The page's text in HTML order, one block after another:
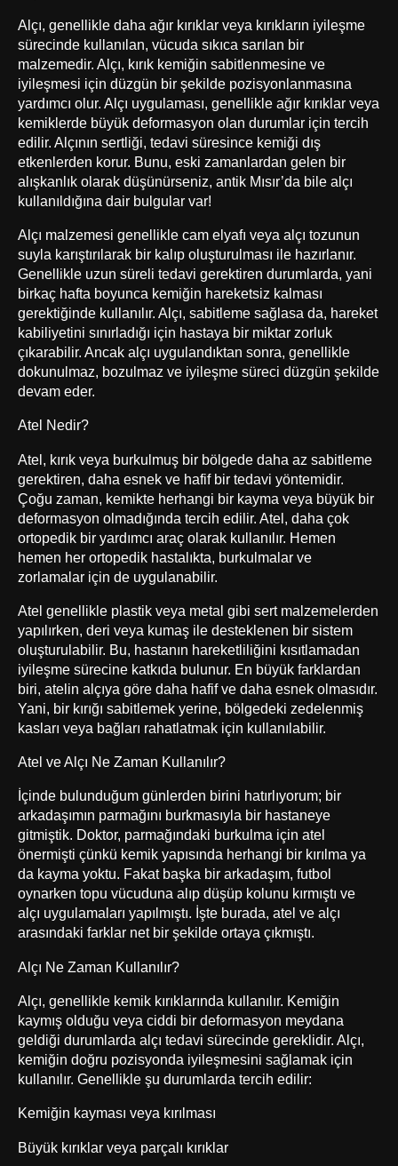
Alçı, genellikle daha ağır kırıklar veya kırıkların iyileşme
sürecinde kullanılan, vücuda sıkıca sarılan bir
malzemedir. Alçı, kırık kemiğin sabitlenmesine ve
iyileşmesi için düzgün bir şekilde pozisyonlanmasına
yardımcı olur. Alçı uygulaması, genellikle ağır kırıklar veya
kemiklerde büyük deformasyon olan durumlar için tercih
edilir. Alçının sertliği, tedavi süresince kemiği dış
etkenlerden korur. Bunu, eski zamanlardan gelen bir
alışkanlık olarak düşünürseniz, antik Mısır’da bile alçı
kullanıldığına dair bulgular var!
Alçı malzemesi genellikle cam elyafı veya alçı tozunun
suyla karıştırılarak bir kalıp oluşturulması ile hazırlanır.
Genellikle uzun süreli tedavi gerektiren durumlarda, yani
birkaç hafta boyunca kemiğin hareketsiz kalması
gerektiğinde kullanılır. Alçı, sabitleme sağlasa da, hareket
kabiliyetini sınırladığı için hastaya bir miktar zorluk
çıkarabilir. Ancak alçı uygulandıktan sonra, genellikle
dokunulmaz, bozulmaz ve iyileşme süreci düzgün şekilde
devam eder.
Atel Nedir?
Atel, kırık veya burkulmuş bir bölgede daha az sabitleme
gerektiren, daha esnek ve hafif bir tedavi yöntemidir.
Çoğu zaman, kemikte herhangi bir kayma veya büyük bir
deformasyon olmadığında tercih edilir. Atel, daha çok
ortopedik bir yardımcı araç olarak kullanılır. Hemen
hemen her ortopedik hastalıkta, burkulmalar ve
zorlamalar için de uygulanabilir.
Atel genellikle plastik veya metal gibi sert malzemelerden
yapılırken, deri veya kumaş ile desteklenen bir sistem
oluşturulabilir. Bu, hastanın hareketliliğini kısıtlamadan
iyileşme sürecine katkıda bulunur. En büyük farklardan
biri, atelin alçıya göre daha hafif ve daha esnek olmasıdır.
Yani, bir kırığı sabitlemek yerine, bölgedeki zedelenmiş
kasları veya bağları rahatlatmak için kullanılabilir.
Atel ve Alçı Ne Zaman Kullanılır?
İçinde bulunduğum günlerden birini hatırlıyorum; bir
arkadaşımın parmağını burkmasıyla bir hastaneye
gitmiştik. Doktor, parmağındaki burkulma için atel
önermişti çünkü kemik yapısında herhangi bir kırılma ya
da kayma yoktu. Fakat başka bir arkadaşım, futbol
oynarken topu vücuduna alıp düşüp kolunu kırmıştı ve
alçı uygulamaları yapılmıştı. İşte burada, atel ve alçı
arasındaki farklar net bir şekilde ortaya çıkmıştı.
Alçı Ne Zaman Kullanılır?
Alçı, genellikle kemik kırıklarında kullanılır. Kemiğin
kaymış olduğu veya ciddi bir deformasyon meydana
geldiği durumlarda alçı tedavi sürecinde gereklidir. Alçı,
kemiğin doğru pozisyonda iyileşmesini sağlamak için
kullanılır. Genellikle şu durumlarda tercih edilir:
Kemiğin kayması veya kırılması
Büyük kırıklar veya parçalı kırıklar